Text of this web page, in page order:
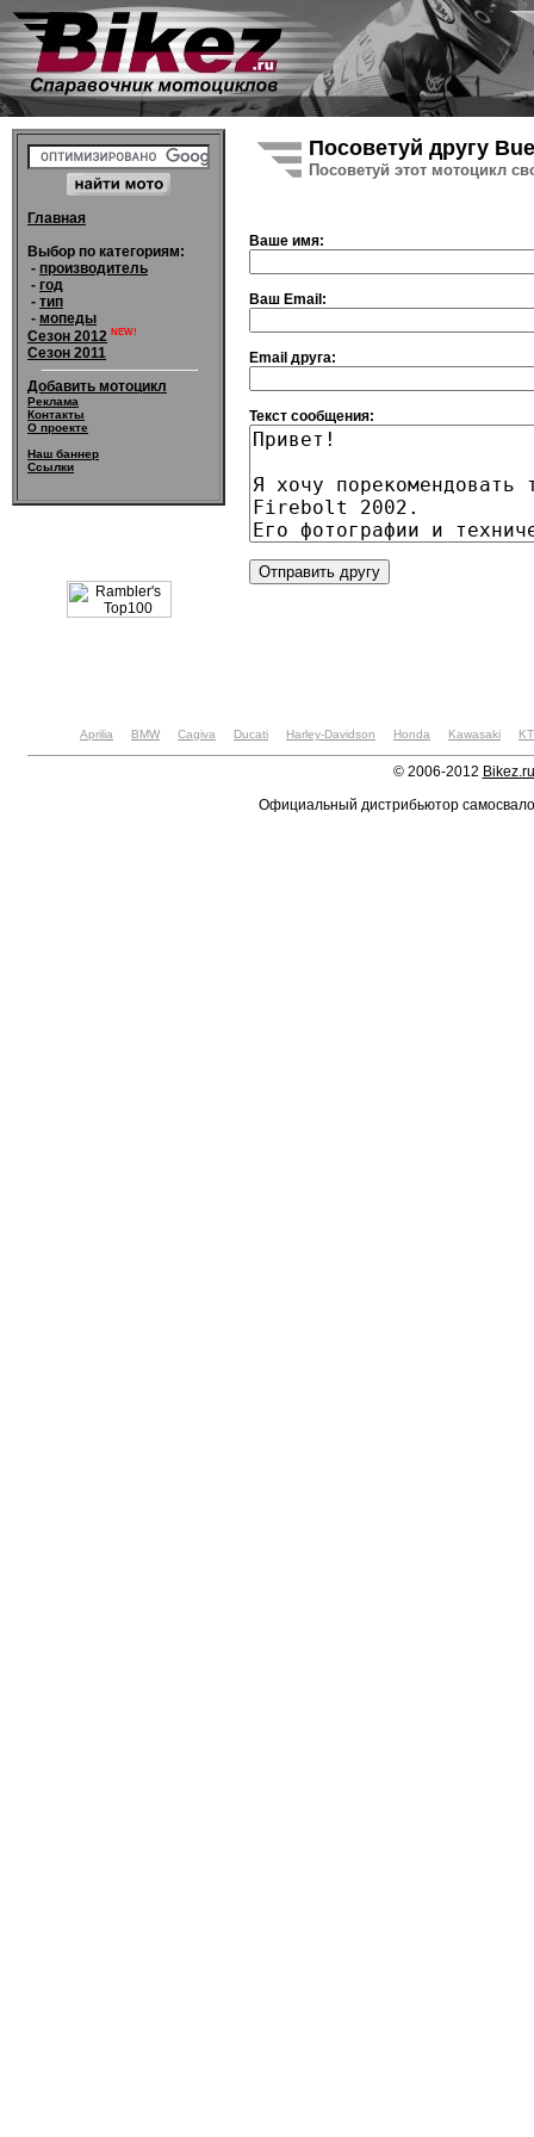
Главная
Выбор по категориям:
- производитель
- год
- тип
- мопеды
Сезон 2012 NEW!
Сезон 2011
Добавить мотоцикл
Реклама
Контакты
О проекте
Наш баннер
Ссылки
Посоветуй другу
Посоветуй этот мотоцикл
Ваше имя:
Ваш Email:
Email друга:
Текст сообщения:
Aprilia BMW Cagiva Ducati Harley-Davidson Honda Kawasaki
© 2006-2012 Bikez.ru
Официальный дистрибьютор